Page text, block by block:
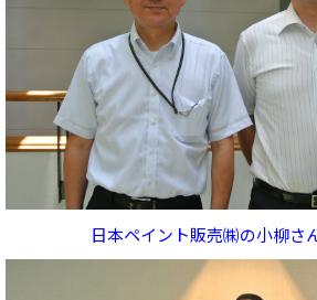
日本ペイント販売㈱の小柳さ